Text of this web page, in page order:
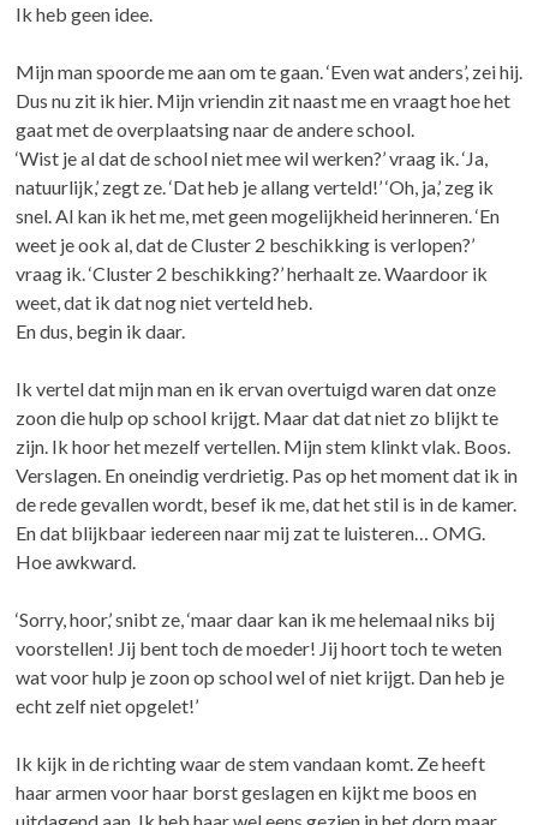
Ik heb geen idee.
Mijn man spoorde me aan om te gaan. ‘Even wat anders’, zei hij.
Dus nu zit ik hier. Mijn vriendin zit naast me en vraagt hoe het
gaat met de overplaatsing naar de andere school.
‘Wist je al dat de school niet mee wil werken?’ vraag ik. ‘Ja,
natuurlijk,’ zegt ze. ‘Dat heb je allang verteld!’ ‘Oh, ja,’ zeg ik
snel. Al kan ik het me, met geen mogelijkheid herinneren. ‘En
weet je ook al, dat de Cluster 2 beschikking is verlopen?’
vraag ik. ‘Cluster 2 beschikking?’ herhaalt ze. Waardoor ik
weet, dat ik dat nog niet verteld heb.
En dus, begin ik daar.
Ik vertel dat mijn man en ik ervan overtuigd waren dat onze
zoon die hulp op school krijgt. Maar dat dat niet zo blijkt te
zijn. Ik hoor het mezelf vertellen. Mijn stem klinkt vlak. Boos.
Verslagen. En oneindig verdrietig. Pas op het moment dat ik in
de rede gevallen wordt, besef ik me, dat het stil is in de kamer.
En dat blijkbaar iedereen naar mij zat te luisteren… OMG.
Hoe awkward.
‘Sorry, hoor,’ snibt ze, ‘maar daar kan ik me helemaal niks bij
voorstellen! Jij bent toch de moeder! Jij hoort toch te weten
wat voor hulp je zoon op school wel of niet krijgt. Dan heb je
echt zelf niet opgelet!’
Ik kijk in de richting waar de stem vandaan komt. Ze heeft
haar armen voor haar borst geslagen en kijkt me boos en